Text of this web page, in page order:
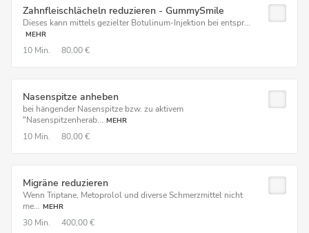
Zahnfleischlächeln reduzieren - GummySmile
Dieses kann mittels gezielter Botulinum-Injektion bei entspr...
MEHR
10 Min. 80,00 €
Nasenspitze anheben
bei hängender Nasenspitze bzw. zu aktivem
"Nasenspitzenherab... MEHR
10 Min. 80,00 €
Migräne reduzieren
Wenn Triptane, Metoprolol und diverse Schmerzmittel nicht
me... MEHR
30 Min. 400,00 €